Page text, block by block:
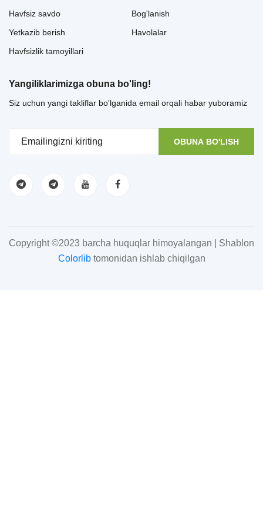
Havfsiz savdo
Yetkazib berish
Havfsizlik tamoyillari
Bog'lanish
Havolalar
Yangiliklarimizga obuna bo'ling!
Siz uchun yangi takliflar bo'lganida email orqali habar yuboramiz
OBUNA BO'LISH
Copyright ©2023 barcha huquqlar himoyalangan | Shablon
Colorlibtomonidan ishlab chiqilgan